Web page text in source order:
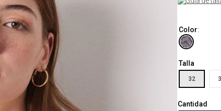
Color:
Talla
32
Cantidad